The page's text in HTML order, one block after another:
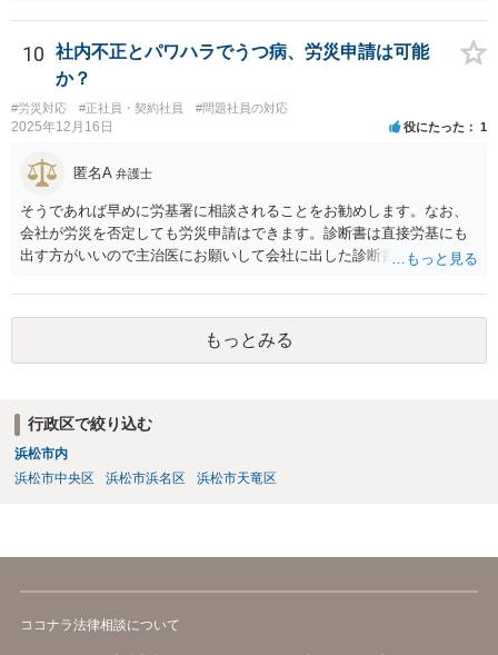
ものの、重い懲戒処分の対象には十分なり得ます。 名誉や評価の回復
については、会社側に「部下の不正行為による情報漏洩」と正式に認
定させ、誤認した他部署への適切なフォローや周知を求めるのが有効
です。 あるいは、懲戒があったことを社内で周知される手続があるの
ならば、それにより軽微ながら回復はできるかもしれません。 さらに
個人としても、相手に対してプライバシー侵害等に基づく損害賠償
（慰謝料）を請求する選択肢がありえます（ただし、金額は多額にな
らない可能性があります。）。
10
社内不正とパワハラでうつ病、労災申請は可能
か？
#労災対応 #正社員・契約社員 #問題社員の対応
2025年12月16日 役にたった 1
匿名A 弁護士
そうであれば早めに労基署に相談されることをお勧めします。なお、
会社が労災を否定しても労災申請はできます。診断書は直接労基にも
出す方がいいので主治医にお願いして会社に出した診断書の写しをも
もっとみる
行政区で絞り込む
浜松市内
浜松市中央区
浜松市浜名区 浜松市天竜区
ココナラ法律相談について